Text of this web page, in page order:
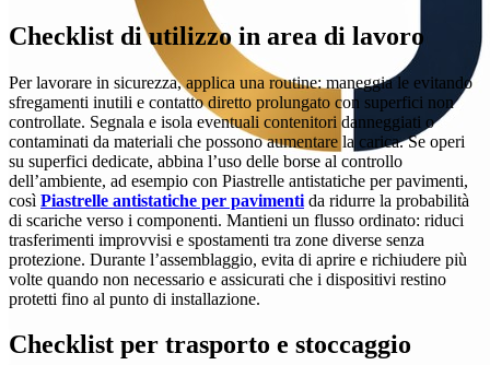
Checklist di utilizzo in area di lavoro
Per lavorare in sicurezza, applica una routine: maneggia le evitando
sfregamenti inutili e contatto diretto prolungato con superfici non
controllate. Segnala e isola eventuali contenitori danneggiati o
contaminati da materiali che possono aumentare la carica. Se operi
su superfici dedicate, abbina l’uso delle borse al controllo
dell’ambiente, ad esempio con Piastrelle antistatiche per pavimenti,
così Piastrelle antistatiche per pavimenti da ridurre la probabilità
di scariche verso i componenti. Mantieni un flusso ordinato: riduci
trasferimenti improvvisi e spostamenti tra zone diverse senza
protezione. Durante l’assemblaggio, evita di aprire e richiudere più
volte quando non necessario e assicurati che i dispositivi restino
protetti fino al punto di installazione.
Checklist per trasporto e stoccaggio